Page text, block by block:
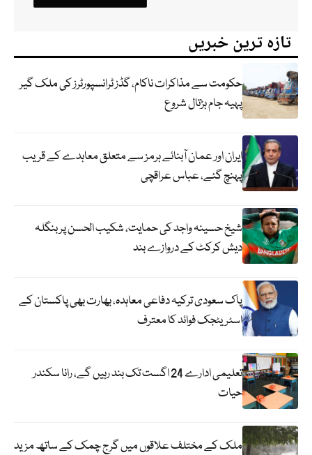
تازہ ترین خبریں
حکومت سے مذاکرات ناکام، گڈز ٹرانسپورٹرز کی ملک گیر
پہیہ جام ہڑتال شروع
ایران اور عمان آبنائے ہرمز سے متعلق معاہدے کے قریب
پہنچ گئے، عباس عراقچی
شیخ حسینہ واجد کی حمایت، شکیب الحسن پر بنگلہ
دیش کرکٹ کے دروازے بند
پاک سعودی ترکیہ دفاعی معاہدہ، بھارت بھی پاکستان کے
اسٹریٹجک فوائد کا معترف
تعلیمی ادارے 24 اگست تک بند رہیں گے، رانا سکندر
حیات
ملک کے مختلف علاقوں میں گرج چمک کے ساتھ مزید